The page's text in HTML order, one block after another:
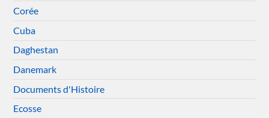
Corée
Cuba
Daghestan
Danemark
Documents d'Histoire
Ecosse